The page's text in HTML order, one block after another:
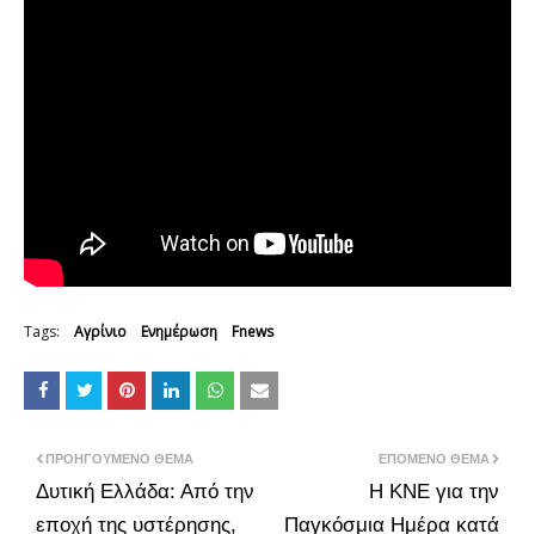
Tags: Αγρίνιο Ενημέρωση Fnews
ΕΠΌΜΕΝΟ ΘΈΜΑ
Η ΚΝΕ για την
Παγκόσμια Ημέρα κατά
ΠΡΟΗΓΟΎΜΕΝΟ ΘΈΜΑ
Δυτική Ελλάδα: Από την
εποχή της υστέρησης,